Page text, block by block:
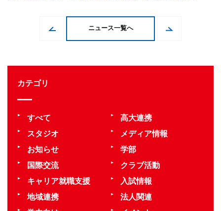
ニュース一覧へ
カテゴリ
すべて
高大連携
スタジオ
メディア情報
お知らせ
学部
国際交流
クラブ活動
キャリア就職支援
入試情報
地域連携
法人関連